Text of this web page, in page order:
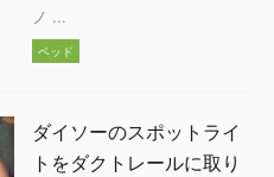
ノ ...
ベッド
ダイソーのスポットライ
トをダクトレールに取り